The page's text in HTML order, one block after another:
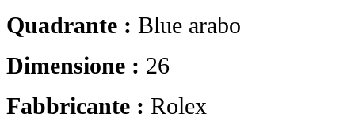
Quadrante : Blue arabo
Dimensione : 26
Fabbricante : Rolex